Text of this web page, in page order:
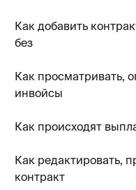
Как добавить
без
Как просматривать,
инвойсы
Как происходят
Как редактировать,
контракт